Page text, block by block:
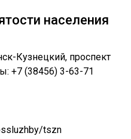
населения
Кузнецкий, проспект
+7 (38456) 3-63-71
tszn